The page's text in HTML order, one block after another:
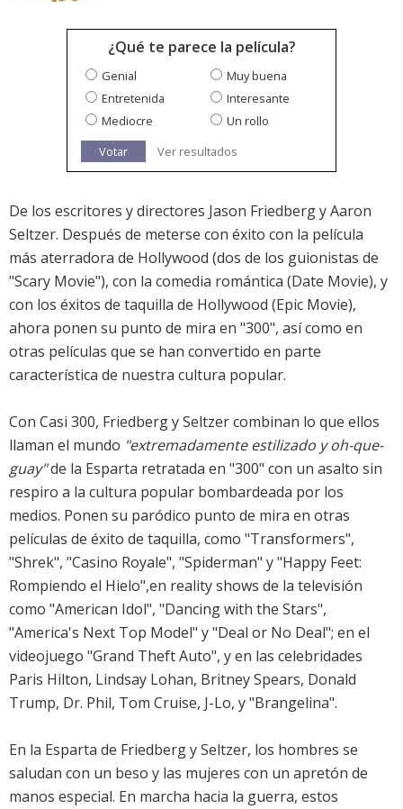
¿Qué te parece la película?
Genial
Muy buena
Entretenida
Interesante
Mediocre
Un rollo
Votar
Ver resultados
De los escritores y directores Jason Friedberg y Aaron
Seltzer. Después de meterse con éxito con la película
más aterradora de Hollywood (dos de los guionistas de
"Scary Movie"), con la comedia romántica (Date Movie), y
con los éxitos de taquilla de Hollywood (Epic Movie),
ahora ponen su punto de mira en "300", así como en
otras películas que se han convertido en parte
característica de nuestra cultura popular.
Con Casi 300, Friedberg y Seltzer combinan lo que ellos
llaman el mundo "extremadamente estilizado y oh-que-
guay"de la Esparta retratada en "300" con un asalto sin
respiro a la cultura popular bombardeada por los
medios. Ponen su paródico punto de mira en otras
películas de éxito de taquilla, como "Transformers",
"Shrek", "Casino Royale", "Spiderman" y "Happy Feet:
Rompiendo el Hielo",en reality shows de la televisión
como "American Idol", "Dancing with the Stars",
"America's Next Top Model" y "Deal or No Deal"; en el
videojuego "Grand Theft Auto", y en las celebridades
Paris Hilton, Lindsay Lohan, Britney Spears, Donald
Trump, Dr. Phil, Tom Cruise, J-Lo, y "Brangelina".
En la Esparta de Friedberg y Seltzer, los hombres se
saludan con un beso y las mujeres con un apretón de
manos especial. En marcha hacia la guerra, estos